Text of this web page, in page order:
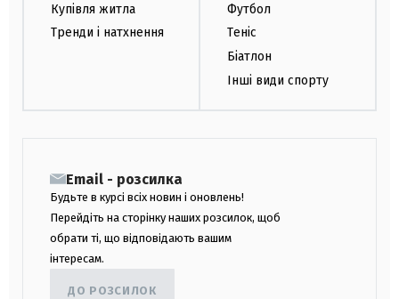
Купівля житла
Тренди і натхнення
Футбол
Теніс
Біатлон
Інші види спорту
Email - розсилка
Будьте в курсі всіх новин і оновлень!
Перейдіть на сторінку наших розсилок, щоб
обрати ті, що відповідають вашим
інтересам.
ДО РОЗСИЛОК